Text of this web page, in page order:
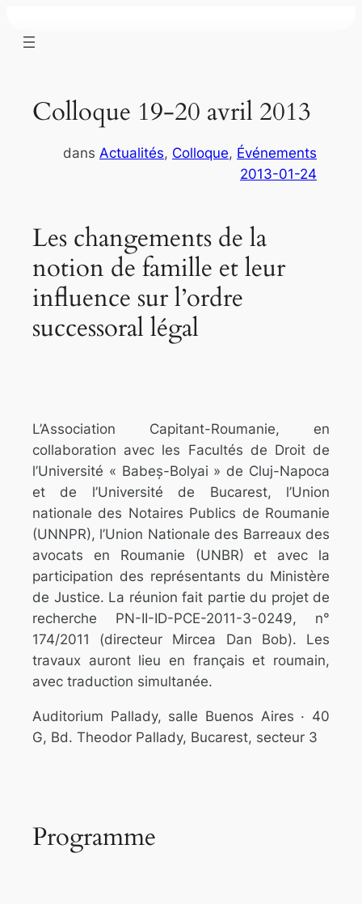
Colloque 19-20 avril 2013
dans Actualités, Colloque, Événements
2013-01-24
Les changements de la
notion de famille et leur
influence sur l’ordre
successoral légal
L’Association Capitant-Roumanie, en
collaboration avec les Facultés de Droit de
l’Université « Babeș-Bolyai » de Cluj-Napoca
et de l’Université de Bucarest, l’Union
nationale des Notaires Publics de Roumanie
(UNNPR), l’Union Nationale des Barreaux des
avocats en Roumanie (UNBR) et avec la
participation des représentants du Ministère
de Justice. La réunion fait partie du projet de
recherche PN-II-ID-PCE-2011-3-0249, n°
174/2011 (directeur Mircea Dan Bob). Les
travaux auront lieu en français et roumain,
avec traduction simultanée.
Auditorium Pallady, salle Buenos Aires · 40
G, Bd. Theodor Pallady, Bucarest, secteur 3
Programme